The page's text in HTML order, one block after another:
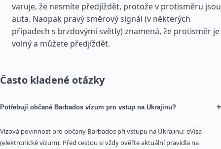
varuje, že nesmíte předjíždět, protože v protisměru jsou
auta. Naopak pravý směrový signál (v některých
případech s brzdovými světly) znamená, že protisměr je
volný a můžete předjíždět.
Často kladené otázky
Potřebují občané Barbados vízum pro vstup na Ukrajinu? +
Vízová povinnost pro občany Barbados při vstupu na Ukrajinu: eVisa
(elektronické vízum). Před cestou si vždy ověřte aktuální pravidla na